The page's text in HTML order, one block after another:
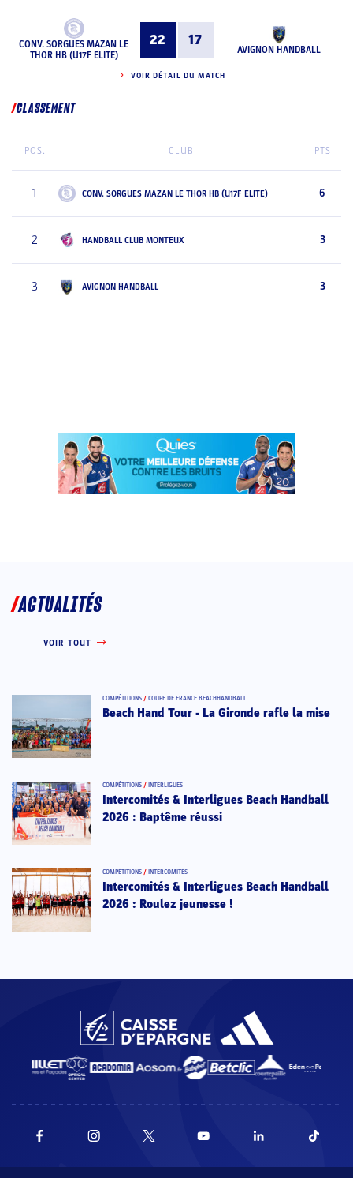
CONV. SORGUES MAZAN LE
THOR HB (U17F ELITE)
22 17
AVIGNON HANDBALL
VOIR DÉTAIL DU MATCH
CLASSEMENT
POS. CLUB PTS
1 CONV. SORGUES MAZAN LE THOR HB (U17F ELITE) 6
2 HANDBALL CLUB MONTEUX 3
3 AVIGNON HANDBALL 3
ACTUALITÉS
VOIR TOUT
COMPÉTITIONS / COUPE DE FRANCE BEACHHANDBALL
Beach Hand Tour - La Gironde rafle la mise
COMPÉTITIONS / INTERLIGUES
Intercomités & Interligues Beach Handball
2026 : Baptême réussi
COMPÉTITIONS / INTERCOMITÉS
Intercomités & Interligues Beach Handball
2026 : Roulez jeunesse !